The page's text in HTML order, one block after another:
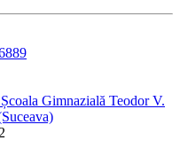
Gimnazială Teodor V.